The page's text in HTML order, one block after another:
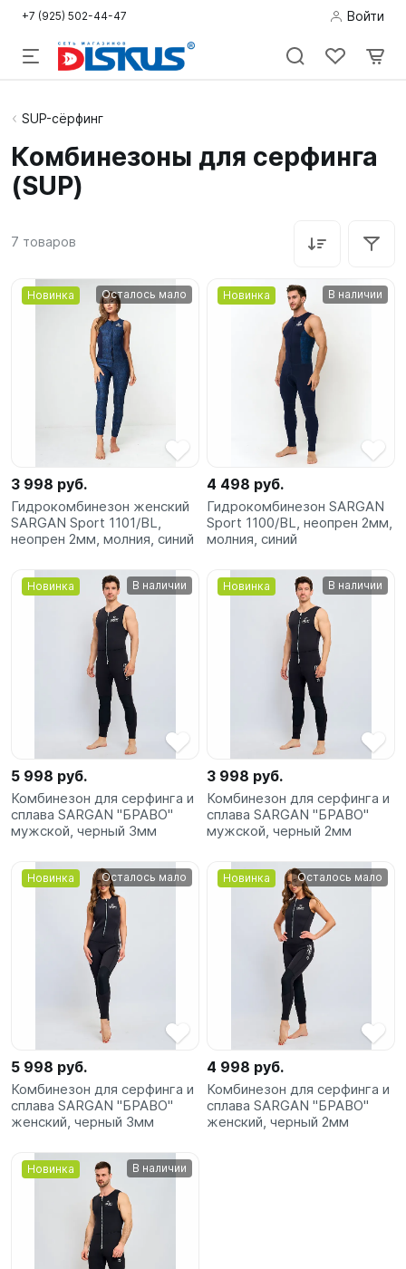
+7 (925) 502-44-47 Войти
Подводная
Дайвинг
Пляж
Фридайвинг
Бассейн
сёрфинг
Подарочные
Карты
SUP-сёрфинг
Комбинезоны для серфинга
(SUP)
7 товаров
Новинка Осталось мало
3 998 руб.
Гидрокомбинезон женский
SARGAN Sport 1101/BL,
неопрен 2мм, молния, синий
Новинка В наличии
4 498 руб.
Гидрокомбинезон SARGAN
Sport 1100/BL, неопрен 2мм,
молния, синий
Новинка В наличии
5 998 руб.
Комбинезон для серфинга и
сплава SARGAN "БРАВО"
мужской, черный 3мм
Новинка В наличии
3 998 руб.
Комбинезон для серфинга и
сплава SARGAN "БРАВО"
мужской, черный 2мм
Новинка Осталось мало
5 998 руб.
Комбинезон для серфинга и
сплава SARGAN "БРАВО"
женский, черный 3мм
Новинка Осталось мало
4 998 руб.
Комбинезон для серфинга и
сплава SARGAN "БРАВО"
женский, черный 2мм
Новинка В наличии